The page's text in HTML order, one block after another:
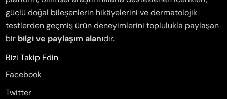
güçlü doğal bileşenlerin hikâyelerini ve dermatolojik
testlerden geçmiş ürün deneyimlerini toplulukla paylaşan
bir bilgi ve paylaşım alanıdır.
Bizi Takip Edin
Facebook
Twitter